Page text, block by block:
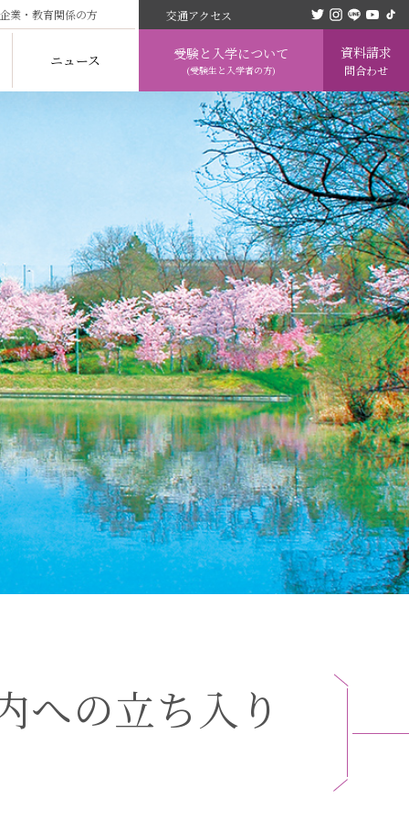
企業・教育関係の方 交通アクセス
受験と入学について
(受験生と入学者の方)
ニュース 資料請求
問合わせ
への立ち 入 り